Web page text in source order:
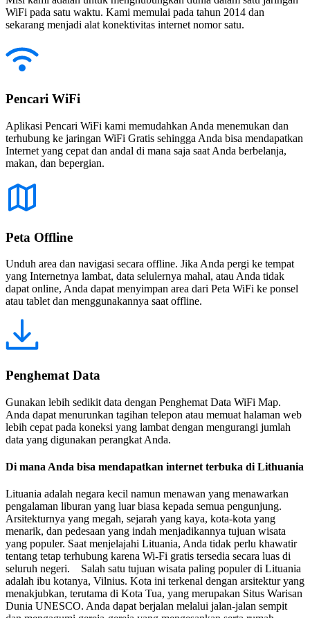
WiFi pada satu waktu. Kami memulai pada tahun 2014 dan
sekarang menjadi alat konektivitas internet nomor satu.
Pencari WiFi
Aplikasi Pencari WiFi kami memudahkan Anda menemukan dan
terhubung ke jaringan WiFi Gratis sehingga Anda bisa mendapatkan
Internet yang cepat dan andal di mana saja saat Anda berbelanja,
makan, dan bepergian.
Peta Offline
Unduh area dan navigasi secara offline. Jika Anda pergi ke tempat
yang Internetnya lambat, data selulernya mahal, atau Anda tidak
dapat online, Anda dapat menyimpan area dari Peta WiFi ke ponsel
atau tablet dan menggunakannya saat offline.
Penghemat Data
Gunakan lebih sedikit data dengan Penghemat Data WiFi Map.
Anda dapat menurunkan tagihan telepon atau memuat halaman web
lebih cepat pada koneksi yang lambat dengan mengurangi jumlah
data yang digunakan perangkat Anda.
Di mana Anda bisa mendapatkan internet terbuka di Lithuania
Lituania adalah negara kecil namun menawan yang menawarkan
pengalaman liburan yang luar biasa kepada semua pengunjung.
Arsitekturnya yang megah, sejarah yang kaya, kota-kota yang
menarik, dan pedesaan yang indah menjadikannya tujuan wisata
yang populer. Saat menjelajahi Lituania, Anda tidak perlu khawatir
tentang tetap terhubung karena Wi-Fi gratis tersedia secara luas di
seluruh negeri. Salah satu tujuan wisata paling populer di Lituania
adalah ibu kotanya, Vilnius. Kota ini terkenal dengan arsitektur yang
menakjubkan, terutama di Kota Tua, yang merupakan Situs Warisan
Dunia UNESCO. Anda dapat berjalan melalui jalan-jalan sempit